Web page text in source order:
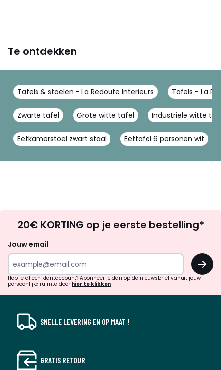
Te ontdekken
Tafels & stoelen - La Redoute Interieurs Tafels - La
Zwarte tafel Grote witte tafel Industriele witte
Eetkamerstoel zwart staal Eettafel 6 personen wit
zoek
inspiratie
verrassingen?
20€ KORTING op je eerste bestelling*
Jouw email
OK
Heb je al een klantaccount? Abonneer je dan op de nieuwsbrief vanuit jouw
persoonlijke ruimte door hier te klikken
SNELLE LEVERING EN OP MAAT !
GRATIS RETOUR